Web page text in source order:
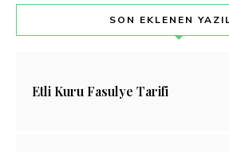
SON EKLENEN
Etli Kuru Fasulye Tarifi